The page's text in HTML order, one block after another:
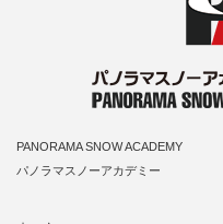
PANORAMA SNOW ACADEMY
パノラマスノーアカデミー